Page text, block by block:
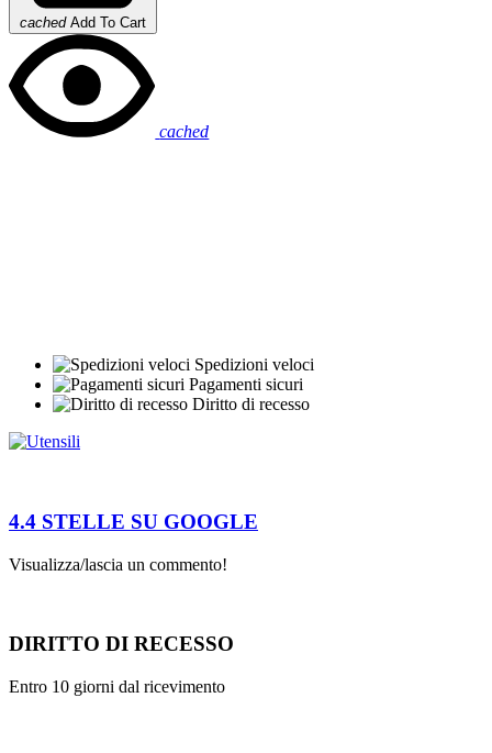
cached Add To Cart
cached
Spedizioni veloci
Pagamenti sicuri
Diritto di recesso
4.4 STELLE SU GOOGLE
Visualizza/lascia un commento!
DIRITTO DI RECESSO
Entro 10 giorni dal ricevimento